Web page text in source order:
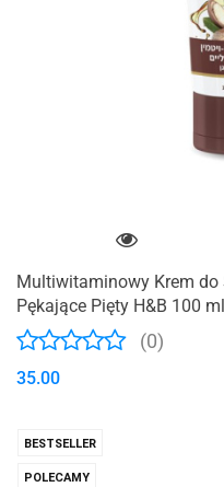
Multiwitaminowy Krem do
Pękające Pięty H&B 100 ml
(0)
35.00
BESTSELLER
POLECAMY